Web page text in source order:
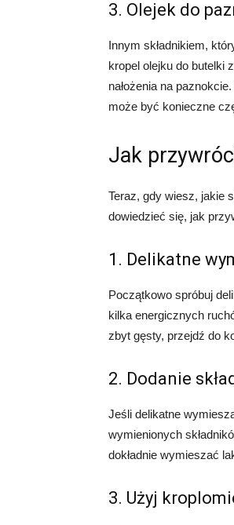
3. Olejek do
Innym składnikiem,
kropel olejku do butelki
nałożenia na
może być konieczne
Jak
Teraz, gdy wiesz, jakie
dowiedzieć się, jak
1. Delikatne
Początkowo spróbuj
kilka energicznych
zbyt gęsty, przejdź do
2. Dodanie
Jeśli delikatne
wymienionych
dokładnie wymieszać
3. Użyj